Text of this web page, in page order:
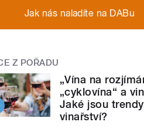
Jak nás naladíte na DABu
Z POŘADU
„Vína na
„cyklovína“ a
Jaké jsou
vinařství?